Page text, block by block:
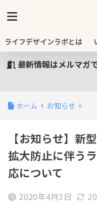
ライフデザインラボとは
最新情報はメルマガ
ホーム お知らせ
【お知らせ】新
拡大防止に伴う
応について
2020年4月3日